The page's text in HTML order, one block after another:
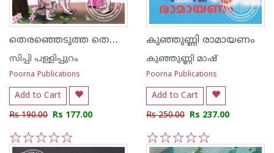
തെരഞ്ഞെടുത്ത തെന്നാലിരാമ‌ന്‍ കഥകള്‍
സിപ്പി പള്ളിപ്പുറം
Poorna Publications
Add to Cart
Rs 190.00 Rs 177.00
5
4
3
2
1
കുഞ്ഞുണ്ണി രാമായണം
കുഞ്ഞുണ്ണി മാഷ്‌
Poorna Publications
Add to Cart
Rs 250.00 Rs 237.00
5
4
3
2
1